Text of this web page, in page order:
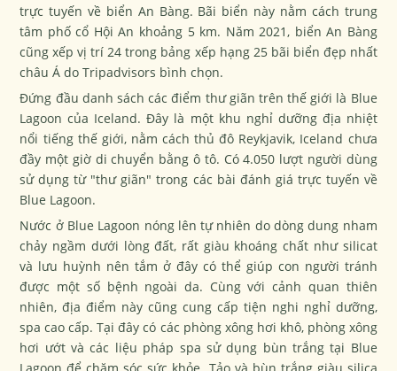
trực tuyến về biển An Bàng. Bãi biển này nằm cách trung
tâm phố cổ Hội An khoảng 5 km. Năm 2021, biển An Bàng
cũng xếp vị trí 24 trong bảng xếp hạng 25 bãi biển đẹp nhất
châu Á do Tripadvisors bình chọn.
Đứng đầu danh sách các điểm thư giãn trên thế giới là Blue
Lagoon của Iceland. Đây là một khu nghỉ dưỡng địa nhiệt
nổi tiếng thế giới, nằm cách thủ đô Reykjavik, Iceland chưa
đầy một giờ di chuyển bằng ô tô. Có 4.050 lượt người dùng
sử dụng từ "thư giãn" trong các bài đánh giá trực tuyến về
Blue Lagoon.
Nước ở Blue Lagoon nóng lên tự nhiên do dòng dung nham
chảy ngầm dưới lòng đất, rất giàu khoáng chất như silicat
và lưu huỳnh nên tắm ở đây có thể giúp con người tránh
được một số bệnh ngoài da. Cùng với cảnh quan thiên
nhiên, địa điểm này cũng cung cấp tiện nghi nghỉ dưỡng,
spa cao cấp. Tại đây có các phòng xông hơi khô, phòng xông
hơi ướt và các liệu pháp spa sử dụng bùn trắng tại Blue
Lagoon để chăm sóc sức khỏe. Tảo và bùn trắng giàu silica